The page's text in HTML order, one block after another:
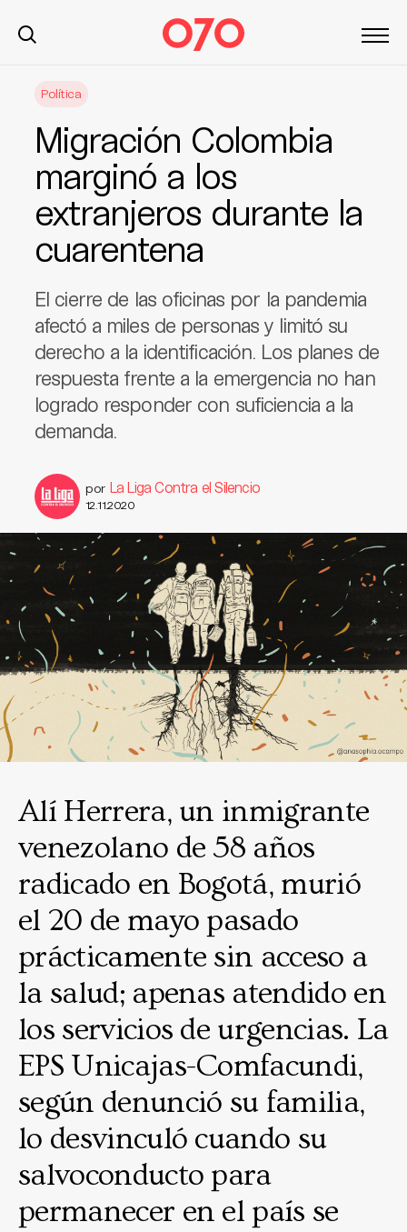
Política
Migración Colombia
marginó a los
extranjeros durante la
cuarentena
El cierre de las oficinas por la pandemia
afectó a miles de personas y limitó su
derecho a la identificación. Los planes de
respuesta frente a la emergencia no han
logrado responder con suficiencia a la
demanda.
por La Liga Contra el Silencio
12.11.2020
Alí Herrera, un inmigrante
venezolano de 58 años
radicado en Bogotá, murió
el 20 de mayo pasado
prácticamente sin acceso a
la salud; apenas atendido en
los servicios de urgencias. La
EPS Unicajas-Comfacundi,
según denunció su familia,
lo desvinculó cuando su
salvoconducto para
permanecer en el país se